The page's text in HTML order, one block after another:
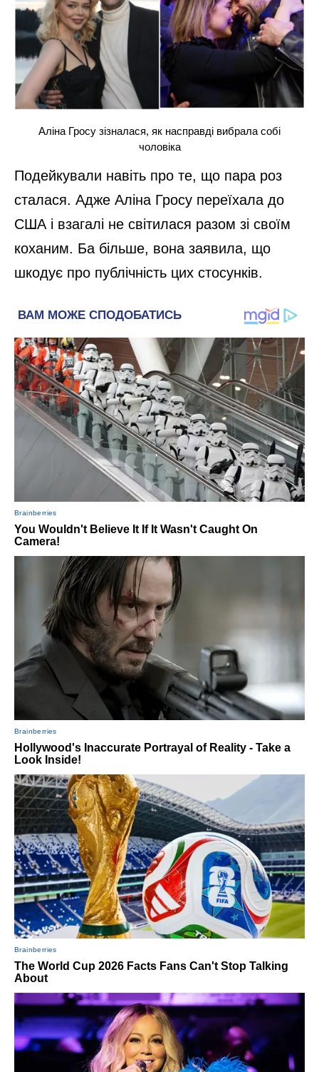
Аліна Гросу зізналася, як насправді вибрала собі
чоловіка
Подейкували навіть про те, що пара роз
сталася. Адже Аліна Гросу переїхала до
США і взагалі не світилася разом зі своїм
коханим. Ба більше, вона заявила, що
шкодує про публічність цих стосунків.